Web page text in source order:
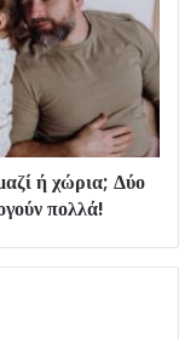
ή χώρια; Δύο
πολλά!